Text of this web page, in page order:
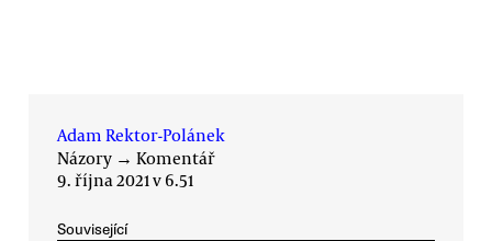
Adam Rektor-Polánek
Názory → Komentář
9. října 2021 v 6.51
Související